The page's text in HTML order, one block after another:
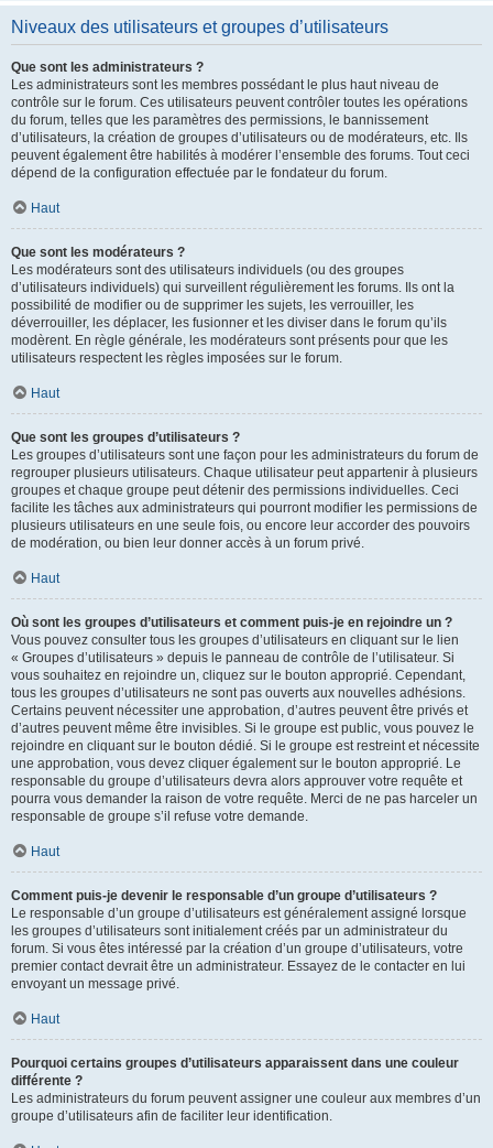
Niveaux des utilisateurs et groupes d’utilisateurs
Que sont les administrateurs ?
Les administrateurs sont les membres possédant le plus haut niveau de
contrôle sur le forum. Ces utilisateurs peuvent contrôler toutes les opérations
du forum, telles que les paramètres des permissions, le bannissement
d’utilisateurs, la création de groupes d’utilisateurs ou de modérateurs, etc. Ils
peuvent également être habilités à modérer l’ensemble des forums. Tout ceci
dépend de la configuration effectuée par le fondateur du forum.
Haut
Que sont les modérateurs ?
Les modérateurs sont des utilisateurs individuels (ou des groupes
d’utilisateurs individuels) qui surveillent régulièrement les forums. Ils ont la
possibilité de modifier ou de supprimer les sujets, les verrouiller, les
déverrouiller, les déplacer, les fusionner et les diviser dans le forum qu’ils
modèrent. En règle générale, les modérateurs sont présents pour que les
utilisateurs respectent les règles imposées sur le forum.
Haut
Que sont les groupes d’utilisateurs ?
Les groupes d’utilisateurs sont une façon pour les administrateurs du forum de
regrouper plusieurs utilisateurs. Chaque utilisateur peut appartenir à plusieurs
groupes et chaque groupe peut détenir des permissions individuelles. Ceci
facilite les tâches aux administrateurs qui pourront modifier les permissions de
plusieurs utilisateurs en une seule fois, ou encore leur accorder des pouvoirs
de modération, ou bien leur donner accès à un forum privé.
Haut
Où sont les groupes d’utilisateurs et comment puis-je en rejoindre un ?
Vous pouvez consulter tous les groupes d’utilisateurs en cliquant sur le lien
« Groupes d’utilisateurs » depuis le panneau de contrôle de l’utilisateur. Si
vous souhaitez en rejoindre un, cliquez sur le bouton approprié. Cependant,
tous les groupes d’utilisateurs ne sont pas ouverts aux nouvelles adhésions.
Certains peuvent nécessiter une approbation, d’autres peuvent être privés et
d’autres peuvent même être invisibles. Si le groupe est public, vous pouvez le
rejoindre en cliquant sur le bouton dédié. Si le groupe est restreint et nécessite
une approbation, vous devez cliquer également sur le bouton approprié. Le
responsable du groupe d’utilisateurs devra alors approuver votre requête et
pourra vous demander la raison de votre requête. Merci de ne pas harceler un
responsable de groupe s’il refuse votre demande.
Haut
Comment puis-je devenir le responsable d’un groupe d’utilisateurs ?
Le responsable d’un groupe d’utilisateurs est généralement assigné lorsque
les groupes d’utilisateurs sont initialement créés par un administrateur du
forum. Si vous êtes intéressé par la création d’un groupe d’utilisateurs, votre
premier contact devrait être un administrateur. Essayez de le contacter en lui
envoyant un message privé.
Haut
Pourquoi certains groupes d’utilisateurs apparaissent dans une couleur
différente ?
Les administrateurs du forum peuvent assigner une couleur aux membres d’un
groupe d’utilisateurs afin de faciliter leur identification.